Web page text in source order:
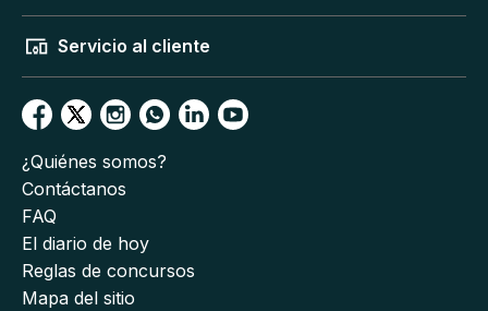
Servicio al cliente
¿Quiénes somos?
Contáctanos
FAQ
El diario de hoy
Reglas de concursos
Mapa del sitio